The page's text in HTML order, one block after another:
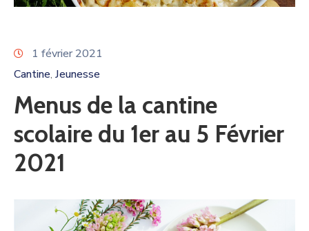
1 février 2021
Cantine‚ Jeunesse
Menus de la cantine
scolaire du 1er au 5 Février
2021